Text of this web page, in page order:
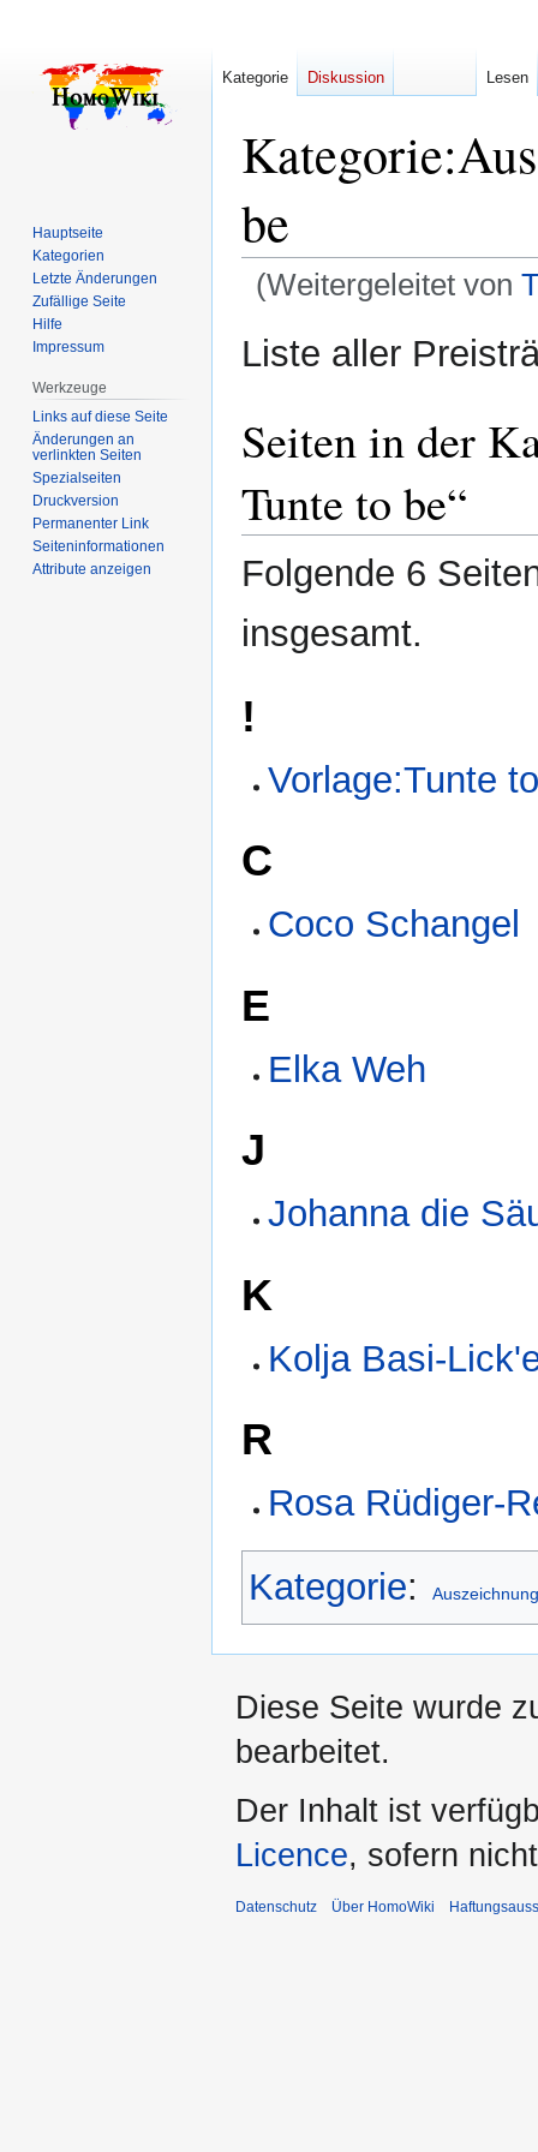
Kategorie:
be
(Weitergeleitet von
Zur
Navigation
Zur
Suche
Liste aller
Seiten in der
Tunte to be“
Folgende 6
insgesamt.
!
Vorlage:Tunte
C
Coco Schangel
E
Elka Weh
J
Johanna die
K
Kolja Basi-
R
Rosa Rüdiger-
Kategorie:
Kategorie Diskussion Lesen
Hauptseite
Kategorien
Letzte Änderungen
Zufällige Seite
Hilfe
Impressum
Werkzeuge
Links auf diese Seite
Änderungen an
verlinkten Seiten
Spezialseiten
Druckversion
Permanenter Link
Seiten­­informationen
Attribute anzeigen
Diese Seite wurde
bearbeitet.
Der Inhalt ist
Licence, sofern
Datenschutz Über HomoWiki